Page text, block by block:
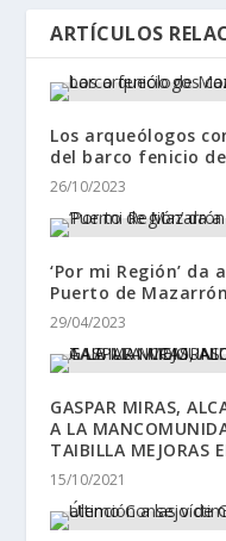
ARTÍCULOS
Los arqueólogos
del barco fenicio
26/10/2023
‘Por mi Región’
Puerto de Mazarrón
29/04/2023
GASPAR MIRAS,
A LA
TAIBILLA MEJORAS
15/10/2021